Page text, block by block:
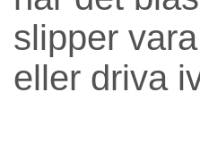
slipper
eller driva